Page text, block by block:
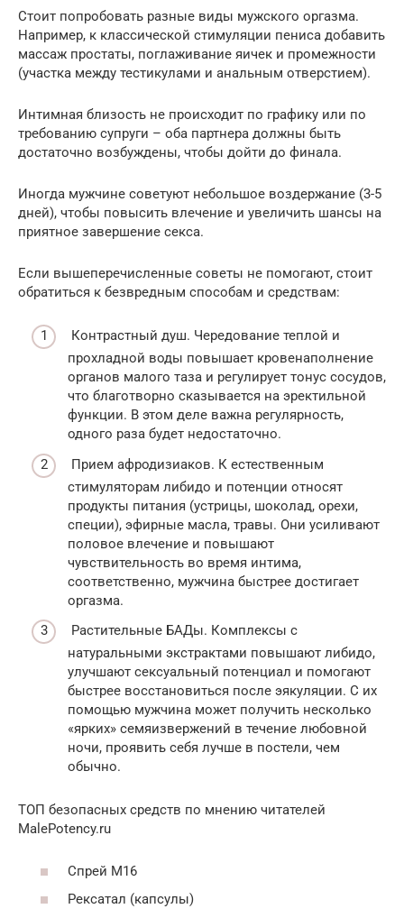
Стоит попробовать разные виды мужского оргазма.
Например, к классической стимуляции пениса добавить
массаж простаты, поглаживание яичек и промежности
(участка между тестикулами и анальным отверстием).
Интимная близость не происходит по графику или по
требованию супруги – оба партнера должны быть
достаточно возбуждены, чтобы дойти до финала.
Иногда мужчине советуют небольшое воздержание (3-5
дней), чтобы повысить влечение и увеличить шансы на
приятное завершение секса.
Если вышеперечисленные советы не помогают, стоит
обратиться к безвредным способам и средствам:
Контрастный душ. Чередование теплой и
прохладной воды повышает кровенаполнение
органов малого таза и регулирует тонус сосудов,
что благотворно сказывается на эректильной
функции. В этом деле важна регулярность,
одного раза будет недостаточно.
Прием афродизиаков. К естественным
стимуляторам либидо и потенции относят
продукты питания (устрицы, шоколад, орехи,
специи), эфирные масла, травы. Они усиливают
половое влечение и повышают
чувствительность во время интима,
соответственно, мужчина быстрее достигает
оргазма.
Растительные БАДы. Комплексы с
натуральными экстрактами повышают либидо,
улучшают сексуальный потенциал и помогают
быстрее восстановиться после эякуляции. С их
помощью мужчина может получить несколько
«ярких» семяизвержений в течение любовной
ночи, проявить себя лучше в постели, чем
обычно.
ТОП безопасных средств по мнению читателей
MalePotency.ru
Спрей М16
Рексатал (капсулы)